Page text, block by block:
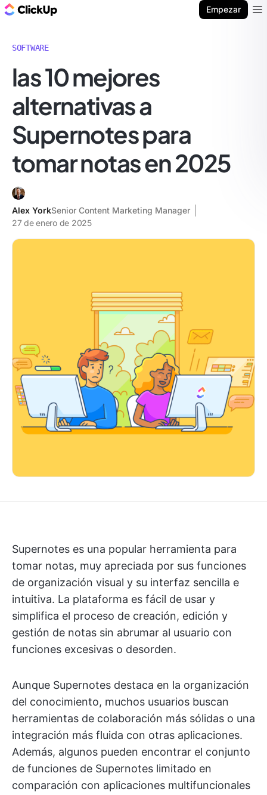
Empezar
SOFTWARE
las 10 mejores
alternativas a
Supernotes para
tomar notas en 2025
Alex YorkSenior Content Marketing Manager
27 de enero de 2025
Supernotes es una popular herramienta para
tomar notas, muy apreciada por sus funciones
de organización visual y su interfaz sencilla e
intuitiva. La plataforma es fácil de usar y
simplifica el proceso de creación, edición y
gestión de notas sin abrumar al usuario con
funciones excesivas o desorden.
Aunque Supernotes destaca en la organización
del conocimiento, muchos usuarios buscan
herramientas de colaboración más sólidas o una
integración más fluida con otras aplicaciones.
Además, algunos pueden encontrar el conjunto
de funciones de Supernotes limitado en
comparación con aplicaciones multifuncionales